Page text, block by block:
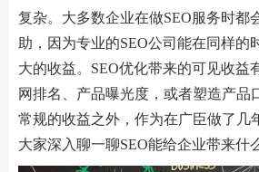
复杂。大多数企业在做SEO服务时都
助，因为专业的SEO公司能在同样的
大的收益。SEO优化带来的可见收益
网排名、产品曝光度，或者塑造产品
常规的收益之外，作为在广臣做了几
大家深入聊一聊SEO能给企业带来什